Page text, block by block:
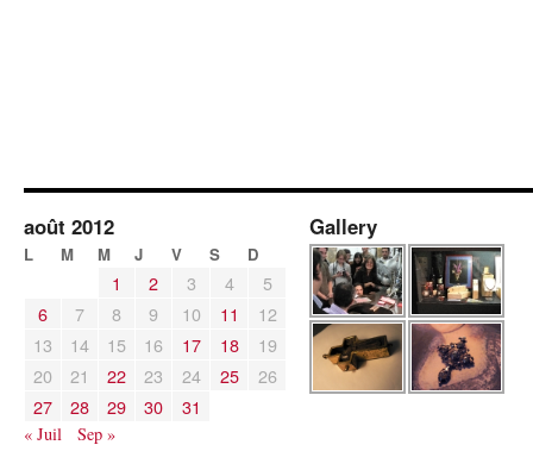
août 2012
L M M J V S D
1 2 3 4
5
6
7 8 9 10 11
12
13
14 15 16 17 18
19
20
21 22 23 24 25
26
27
28 29 30 31
« Juil Sep »
Gallery